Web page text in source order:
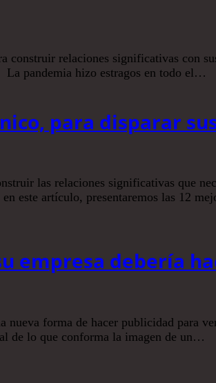
construir relaciones significativas con
La pandemia hizo estragos en todo el…
para disparar
las relaciones significativas que
este artículo, presentaremos las 12
empresa debería
forma de hacer publicidad para
de lo que conforma la imagen de un…